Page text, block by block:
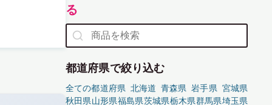
る
都道府県で絞り込む
全ての都道府県 北海道 青森県 岩手県 宮城県
秋田県山形県福島県茨城県栃木県群馬県埼玉県